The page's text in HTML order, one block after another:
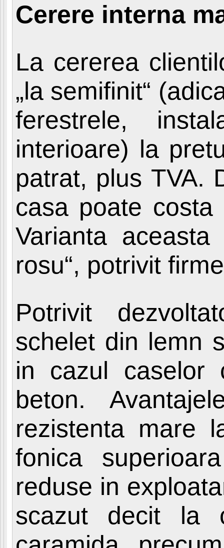
Cerere interna
La cererea
„la semifinit“
ferestrele,
interioare) la
patrat, plus TVA.
casa poate
Varianta
rosu“, potrivit
Potrivit
schelet din lemn
in cazul caselor
beton.
rezistenta mare
fonica
reduse in
scazut decit la